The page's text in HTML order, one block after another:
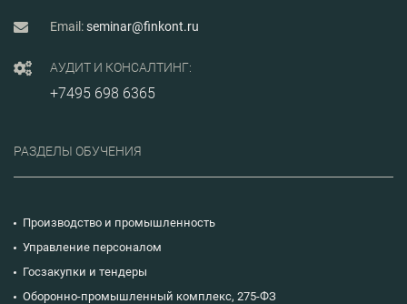
Email:seminar@finkont.ru
АУДИТ И КОНСАЛТИНГ:
+7495 698 6365
РАЗДЕЛЫ ОБУЧЕНИЯ
Производство и промышленность
Управление персоналом
Госзакупки и тендеры
Оборонно-промышленный комплекс, 275-ФЗ